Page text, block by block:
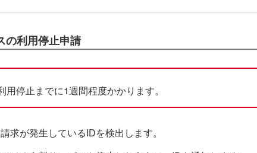
の利用停止申請
用停止までに1週間程度かかります。
求が発生しているIDを検出します。